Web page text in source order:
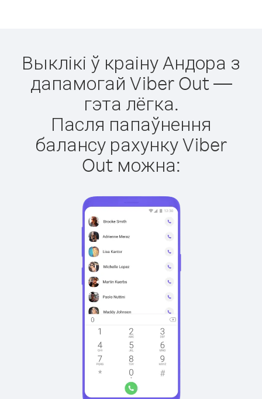
Выклікі ў краіну Андора з
дапамогай Viber Out —
гэта лёгка.
Пасля папаўнення
балансу рахунку Viber
Out можна: